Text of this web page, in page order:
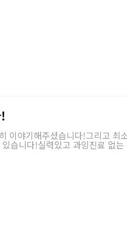
이야기해주셨습니다!그리고 최
습니다!실력있고 과잉진료